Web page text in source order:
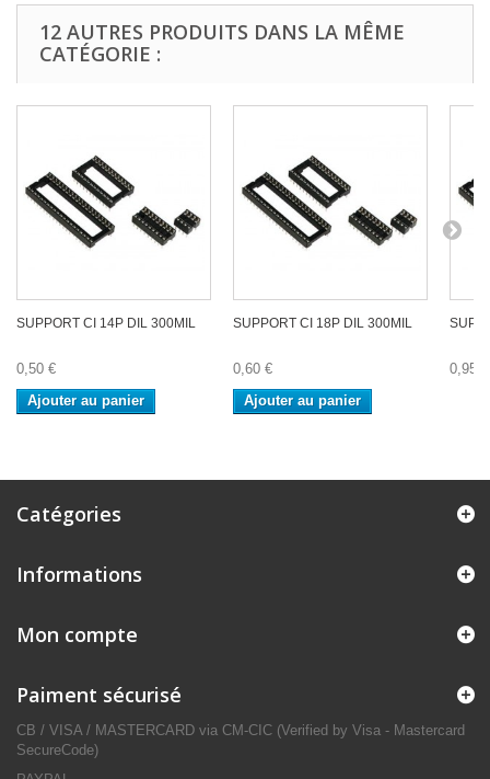
12 AUTRES PRODUITS DANS LA MÊME
CATÉGORIE :
SUPPORT CI 14P DIL 300MIL
0,50 €
Ajouter au panier
SUPPORT CI 18P DIL 300MIL
0,60 €
Ajouter au panier
0,95 €
Catégories
Informations
Mon compte
Paiment sécurisé
CB / VISA / MASTERCARD via CM-CIC (Verified by Visa - Mastercard
SecureCode)